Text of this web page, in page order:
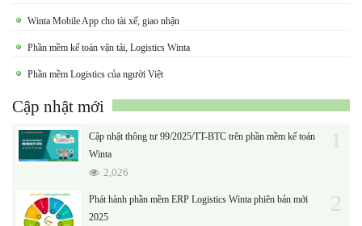
Winta Mobile App cho tài xế, giao nhận
Phần mềm kế toán vận tải, Logistics Winta
Phần mềm Logistics của người Việt
Cập nhật mới
Cập nhật thông tư 99/2025/TT-BTC trên phần mềm kế toán
Winta
2,026
1
Phát hành phần mềm ERP Logistics Winta phiên bản mới
2025
2